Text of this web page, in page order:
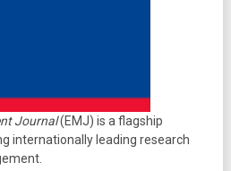
Journal(EMJ) is a flagship
internationally leading research